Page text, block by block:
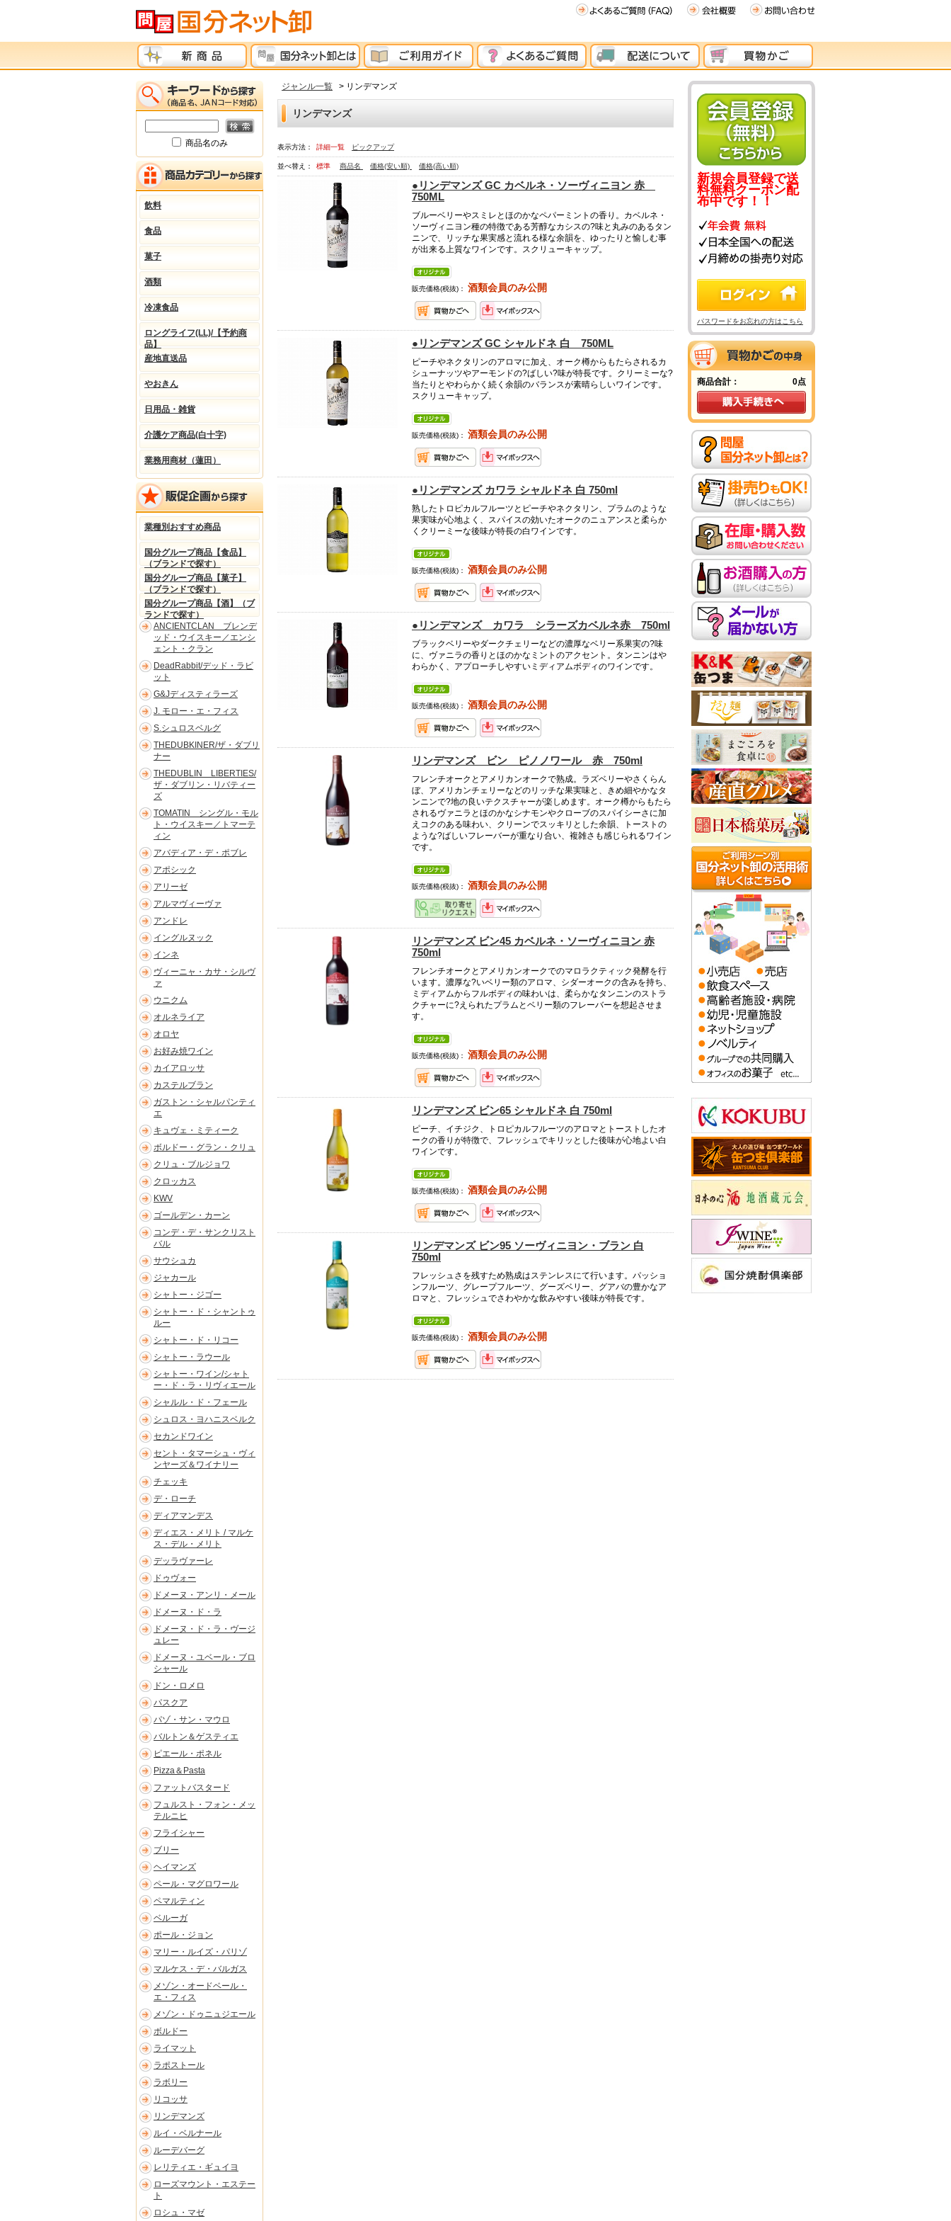
ジャンル一覧 > リンデマンズ
リンデマンズ
表示方法： 詳細一覧 ピックアップ
並べ替え： 標準 商品名 価格(安い順) 価格(高い順)
●リンデマンズ GC カベルネ・ソーヴィニヨン 赤
750ML
ブルーベリーやスミレとほのかなペパーミントの香り。カベルネ・
ソーヴィニヨン種の特徴である芳醇なカシスの?味と丸みのあるタン
ニンで、リッチな果実感と流れる様な余韻を、ゆったりと愉しむ事
が出来る上質なワインです。スクリューキャップ。
販売価格(税抜)： 酒類会員のみ公開
●リンデマンズ GC シャルドネ 白 750ML
ピーチやネクタリンのアロマに加え、オーク樽からもたらされるカ
シューナッツやアーモンドの?ばしい?味が特長です。クリーミーな?
当たりとやわらかく続く余韻のバランスが素晴らしいワインです。
スクリューキャップ。
販売価格(税抜)： 酒類会員のみ公開
●リンデマンズ カワラ シャルドネ 白 750ml
熟したトロピカルフルーツとピーチやネクタリン、プラムのような
果実味が心地よく、スパイスの効いたオークのニュアンスと柔らか
くクリーミーな後味が特長の白ワインです。
販売価格(税抜)： 酒類会員のみ公開
●リンデマンズ カワラ シラーズカベルネ赤 750ml
ブラックベリーやダークチェリーなどの濃厚なベリー系果実の?味
に、ヴァニラの香りとほのかなミントのアクセント。タンニンはや
わらかく、アプローチしやすいミディアムボディのワインです。
販売価格(税抜)： 酒類会員のみ公開
リンデマンズ ビン ピノノワール 赤 750ml
フレンチオークとアメリカンオークで熟成。ラズベリーやさくらん
ぼ、アメリカンチェリーなどのリッチな果実味と、きめ細やかなタ
ンニンで?地の良いテクスチャーが楽しめます。オーク樽からもたら
されるヴァニラとほのかなシナモンやクローブのスパイシーさに加
えコクのある味わい、クリーンでスッキリとした余韻、トーストの
ような?ばしいフレーバーが重なり合い、複雑さも感じられるワイン
です。
販売価格(税抜)： 酒類会員のみ公開
リンデマンズ ビン45 カベルネ・ソーヴィニヨン 赤
750ml
フレンチオークとアメリカンオークでのマロラクティック発酵を行
います。濃厚な?いベリー類のアロマ、シダーオークの含みを持ち、
ミディアムからフルボディの味わいは、柔らかなタンニンのストラ
クチャーに?えられたプラムとベリー類のフレーバーを想起させま
す。
販売価格(税抜)： 酒類会員のみ公開
リンデマンズ ビン65 シャルドネ 白 750ml
ピーチ、イチジク、トロピカルフルーツのアロマとトーストしたオ
ークの香りが特徴で、フレッシュでキリッとした後味が心地よい白
ワインです。
販売価格(税抜)： 酒類会員のみ公開
リンデマンズ ビン95 ソーヴィニヨン・ブラン 白
750ml
フレッシュさを残すため熟成はステンレスにて行います。パッショ
ンフルーツ、グレープフルーツ、グーズベリー、グアバの豊かなア
ロマと、フレッシュでさわやかな飲みやすい後味が特長です。
販売価格(税抜)： 酒類会員のみ公開
商品名のみ
飲料
食品
菓子
酒類
冷凍食品
ロングライフ(LL)/【予約商
品】
産地直送品
やおきん
日用品・雑貨
介護ケア商品(白十字)
業務用商材（蓮田）
業種別おすすめ商品
国分グループ商品【食品】
（ブランドで探す）
国分グループ商品【菓子】
（ブランドで探す）
国分グループ商品【酒】（ブ
ランドで探す）
ANCIENTCLAN ブレンデ
ッド・ウイスキー／エンシ
ェント・クラン
DeadRabbit/デッド・ラビ
ット
G&Jディスティラーズ
J. モロー・エ・フィス
S.シュロスベルグ
THEDUBKINER/ザ・ダブリ
ナー
THEDUBLIN LIBERTIES/
ザ・ダブリン・リバティー
ズ
TOMATIN シングル・モル
ト・ウイスキー／トマーテ
ィン
アバディア・デ・ポブレ
アポシック
アリーゼ
アルマヴィーヴァ
アンドレ
イングルヌック
インネ
ヴィーニャ・カサ・シルヴ
ァ
ウニクム
オルネライア
オロヤ
お好み焼ワイン
カイアロッサ
カステルブラン
ガストン・シャルパンティ
エ
キュヴェ・ミティーク
ボルドー・グラン・クリュ
クリュ・ブルジョワ
クロッカス
KWV
ゴールデン・カーン
コンデ・デ・サンクリスト
バル
サウシュカ
ジャカール
シャトー・ジゴー
シャトー・ド・シャントゥ
ルー
シャトー・ド・リコー
シャトー・ラウール
シャトー・ワイン/シャト
ー・ド・ラ・リヴィエール
シャルル・ド・フェール
シュロス・ヨハニスベルク
セカンドワイン
セント・タマーシュ・ヴィ
ンヤーズ＆ワイナリー
チェッキ
デ・ローチ
ディアマンデス
ディエス・メリト / マルケ
ス・デル・メリト
デッラヴァーレ
ドゥヴォー
ドメーヌ・アンリ・メール
ドメーヌ・ド・ラ
ドメーヌ・ド・ラ・ヴージ
ュレー
ドメーヌ・ユベール・ブロ
シャール
ドン・ロメロ
パスクア
パゾ・サン・マウロ
バルトン＆ゲスティエ
ピエール・ポネル
Pizza＆Pasta
ファットバスタード
フュルスト・フォン・メッ
テルニヒ
フライシャー
ブリー
ヘイマンズ
ペール・マグロワール
ペマルティン
ベルーガ
ポール・ジョン
マリー・ルイズ・パリゾ
マルケス・デ・バルガス
メゾン・オードベール・
エ・フィス
メゾン・ドゥニュジエール
ボルドー
ライマット
ラポストール
ラボリー
リコッサ
リンデマンズ
ルイ・ベルナール
ルーデバーグ
レリティエ・ギュイヨ
ローズマウント・エステー
ト
ロシュ・マゼ
新規会員登録で送
料無料クーポン配
布中です！！
パスワードをお忘れの方はこちら
商品合計： 0点